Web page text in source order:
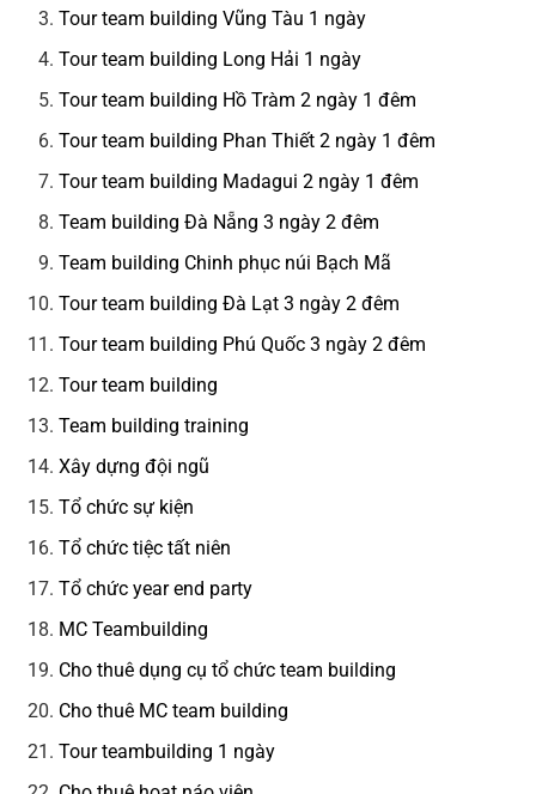
Tour team building Vũng Tàu 1 ngày
Tour team building Long Hải 1 ngày
Tour team building Hồ Tràm 2 ngày 1 đêm
Tour team building Phan Thiết 2 ngày 1 đêm
Tour team building Madagui 2 ngày 1 đêm
Team building Đà Nẵng 3 ngày 2 đêm
Team building Chinh phục núi Bạch Mã
Tour team building Đà Lạt 3 ngày 2 đêm
Tour team building Phú Quốc 3 ngày 2 đêm
Tour team building
Team building training
Xây dựng đội ngũ
Tổ chức sự kiện
Tổ chức tiệc tất niên
Tổ chức year end party
MC Teambuilding
Cho thuê dụng cụ tổ chức team building
Cho thuê MC team building
Tour teambuilding 1 ngày